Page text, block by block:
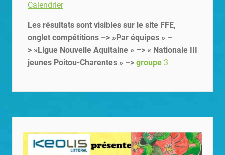
Calendrier
Les résultats sont visibles sur le site FFE,
onglet compétitions –> »Par équipes » –
> »Ligue Nouvelle Aquitaine » –> « Nationale III
jeunes Poitou-Charentes » –> groupe 3